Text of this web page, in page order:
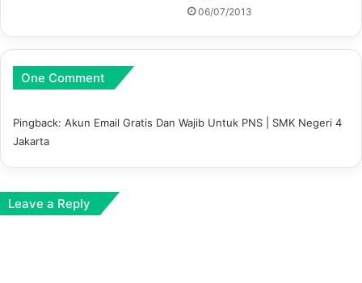
06/07/2013
One Comment
Pingback: Akun Email Gratis Dan Wajib Untuk PNS | SMK Negeri 4
Jakarta
Leave a Reply